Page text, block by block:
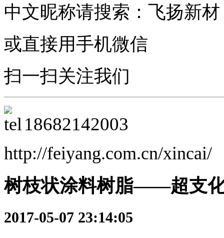
中文昵称请搜索：飞扬新材
或直接用手机微信
扫一扫关注我们
18682142003
http://feiyang.com.cn/xincai/
树枝状涂料树脂——超支
2017-05-07 23:14:05